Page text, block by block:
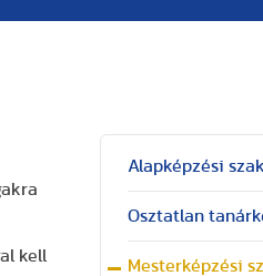
kell
Alapképzési
Osztatlan
Mesterképzési